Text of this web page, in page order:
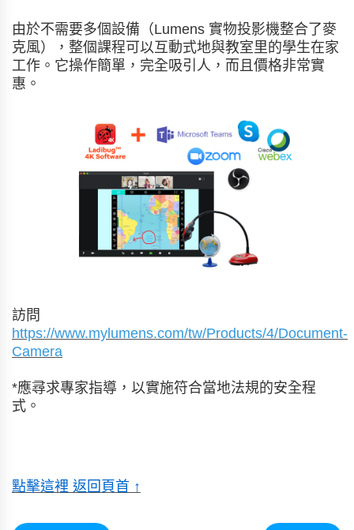
由於不需要多個設備（Lumens 實物投影機整合了麥
克風），整個課程可以互動式地與教室里的學生在家
工作。它操作簡單，完全吸引人，而且價格非常實
惠。
訪問
https://www.mylumens.com/tw/Products/4/Document-
Camera
*應尋求專家指導，以實施符合當地法規的安全程
式。
點擊這裡 返回頁首 ↑